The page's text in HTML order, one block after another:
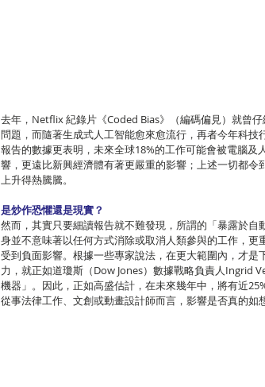
去年，Netflix 紀錄片《Coded Bias》（編碼偏見）就曾
問題，而隨著生成式人工智能愈來愈流行，再者今年科
報告的數據更表明，未來全球18%的工作可能會被電腦及
響，更遠比新興經濟體有著更嚴重的影響；上述一切都令
上升得熱騰騰。
是炒作恐懼還是現實？
然而，其實只要細讀報告就不難發現，所謂的「暴露於
身並不意味著以任何方式消除或取消人類參與的工作，更
受到負面影響。根據一些專家說法，在更大範圍內，才是
力，就正如道瓊斯（Dow Jones）數據戰略負責人Ingrid
機器」。因此，正如高盛估計，在未來幾年中，將有近
從事法律工作、文創或動畫設計師而言，影響是否真的如